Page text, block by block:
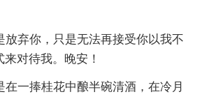
放弃你，只是无法再接受你以我不
对待我。晚安！
在一捧桂花中酿半碗清酒，在冷月